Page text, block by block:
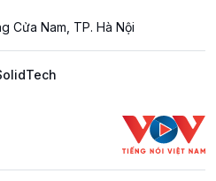
Cửa Nam, TP. Hà Nội